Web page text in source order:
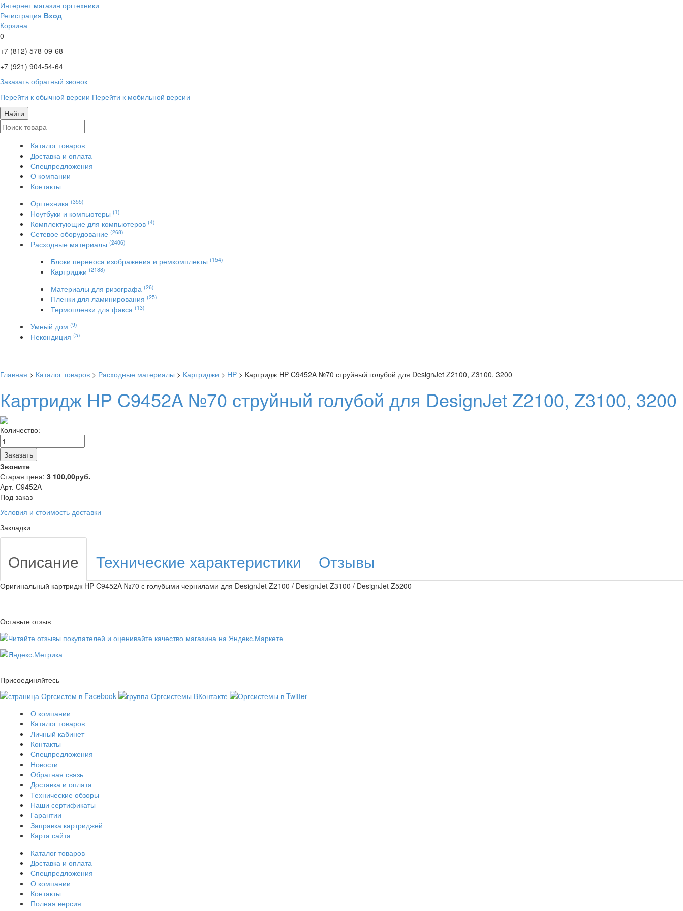
Интернет магазин оргтехники
Регистрация Вход
Корзина
0
+7 (812) 578-09-68
+7 (921) 904-54-64
Заказать обратный звонок
Перейти к обычной версии Перейти к мобильной версии
Найти
Каталог товаров
Доставка и оплата
Спецпредложения
О компании
Контакты
Оргтехника (355)
Ноутбуки и компьютеры (1)
Комплектующие для компьютеров (4)
Сетевое оборудование (268)
Расходные материалы (2406)
Блоки переноса изображения и ремкомплекты (154)
Картриджи (2188)
Материалы для ризографа (26)
Пленки для ламинирования (25)
Термопленки для факса (13)
Умный дом (9)
Некондиция (5)
Главная > Каталог товаров > Расходные материалы > Картриджи > HP > Картридж HP C9452A №70 струйный голубой для DesignJet Z2100, Z3100, 3200
Картридж HP C9452A №70 струйный голубой для DesignJet Z2100, Z3100, 3200
Количество:
Заказать
Звоните
Старая цена: 3 100,00руб.
Арт. C9452A
Под заказ
Условия и стоимость доставки
Закладки
Описание Технические характеристики Отзывы
Оригинальный картридж HP C9452A №70 с голубыми чернилами для DesignJet Z2100 / DesignJet Z3100 / DesignJet Z5200
Оставьте отзыв
Присоединяйтесь
О компании
Каталог товаров
Личный кабинет
Контакты
Спецпредложения
Новости
Обратная связь
Доставка и оплата
Технические обзоры
Наши сертификаты
Гарантии
Заправка картриджей
Карта сайта
Каталог товаров
Доставка и оплата
Спецпредложения
О компании
Контакты
Полная версия